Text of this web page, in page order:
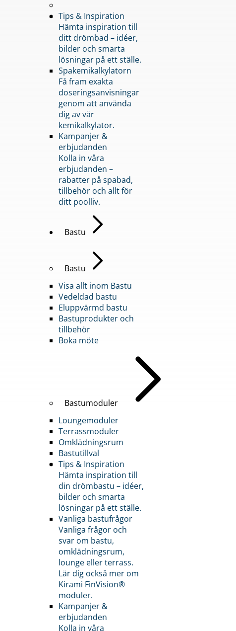
Tips & Inspiration
Hämta inspiration till
ditt drömbad – idéer,
bilder och smarta
lösningar på ett ställe.
Spakemikalkylatorn
Få fram exakta
doseringsanvisningar
genom att använda
dig av vår
kemikalkylator.
Kampanjer &
erbjudanden
Kolla in våra
erbjudanden –
rabatter på spabad,
tillbehör och allt för
ditt poolliv.
Bastu
Bastu
Visa allt inom Bastu
Vedeldad bastu
Eluppvärmd bastu
Bastuprodukter och
tillbehör
Boka möte
Bastumoduler
Loungemoduler
Terrassmoduler
Omklädningsrum
Bastutillval
Tips & Inspiration
Hämta inspiration till
din drömbastu – idéer,
bilder och smarta
lösningar på ett ställe.
Vanliga bastufrågor
Vanliga frågor och
svar om bastu,
omklädningsrum,
lounge eller terrass.
Lär dig också mer om
Kirami FinVision®
moduler.
Kampanjer &
erbjudanden
Kolla in våra